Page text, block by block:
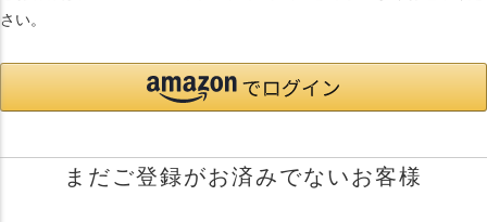
さい。
まだご登録がお済みでないお客様